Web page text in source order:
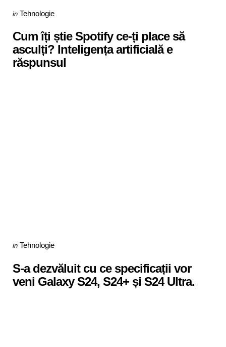
Categories
Posted
in Tehnologie
Cum îți știe Spotify ce-ți place să
asculți? Inteligența artificială e
răspunsul
Categories
Posted
in Tehnologie
S-a dezvăluit cu ce specificații vor
veni Galaxy S24, S24+ și S24 Ultra.